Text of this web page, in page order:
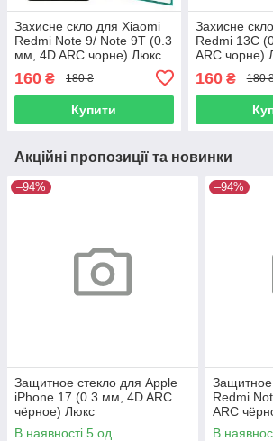
Захисне скло для Xiaomi
Redmi Note 9/ Note 9T (0.3
мм, 4D ARC чорне) Люкс
160 ₴ 180 ₴
Купити
Захисне
Redmi 13C
ARC чорне)
160₴ 180
Акційні пропозиції та новинки
–94%
Защитное стекло для Apple
iPhone 17 (0.3 мм, 4D ARC
чёрное) Люкс
В наявності 5 од.
–94%
Защитное
Redmi
ARC
В